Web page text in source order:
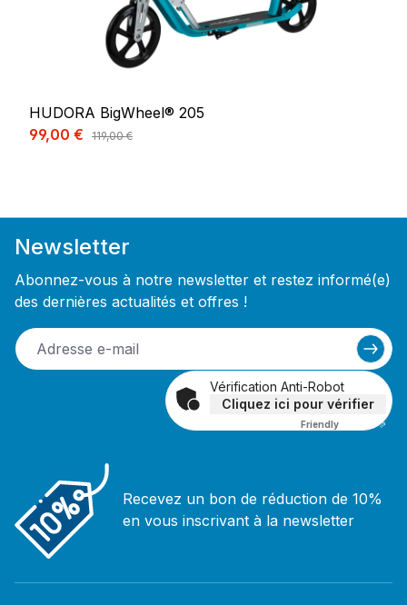
HUDORA BigWheel® 205
Prix de vente :
99,00 € Prix régulier :
119,00 €
Newsletter
Abonnez-vous à notre newsletter et restez informé(e)
des dernières actualités et offres !
Vérification Anti-Robot
Cliquez ici pour vérifier
Friendly Captcha ⇗
Recevez un bon de réduction de 10%
en vous inscrivant à la newsletter